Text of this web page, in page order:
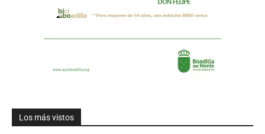
Los más vistos